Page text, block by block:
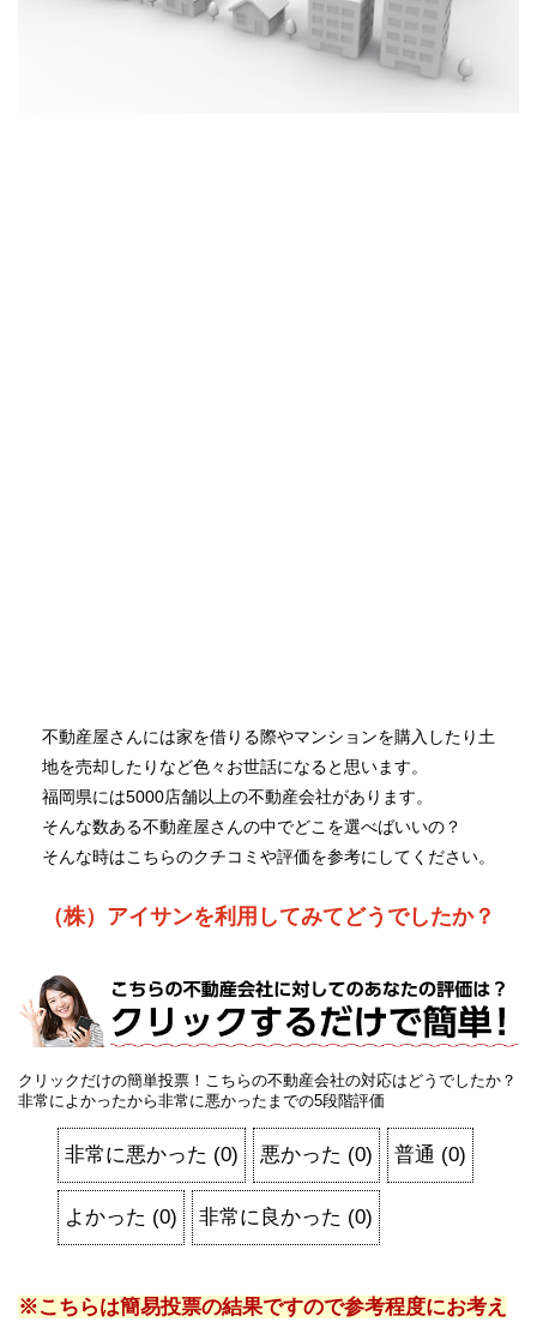
不動産屋さんには家を借りる際やマンションを購入したり土
地を売却したりなど色々お世話になると思います。
福岡県には5000店舗以上の不動産会社があります。
そんな数ある不動産屋さんの中でどこを選べばいいの？
そんな時はこちらのクチコミや評価を参考にしてください。
（株）アイサンを利用してみてどうでしたか？
クリックだけの簡単投票！こちらの不動産会社の対応はどうでしたか？
非常によかったから非常に悪かったまでの5段階評価
非常に悪かった (0) 悪かった (0) 普通 (0)
よかった (0) 非常に良かった (0)
※こちらは簡易投票の結果ですので参考程度にお考え